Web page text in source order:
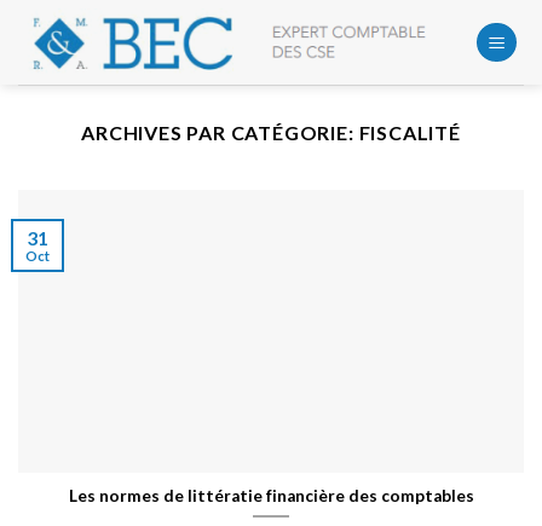
Skip
content
ARCHIVES PAR CATÉGORIE: FISCALITÉ
Les normes de littératie financière des comptables
31
Oct